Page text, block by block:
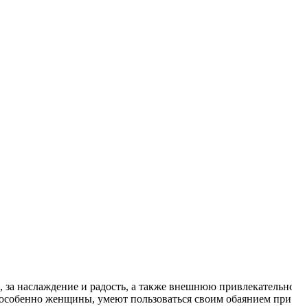
наслаждение и радость, а также внешнюю
женщины, умеют пользоваться своим обаянием